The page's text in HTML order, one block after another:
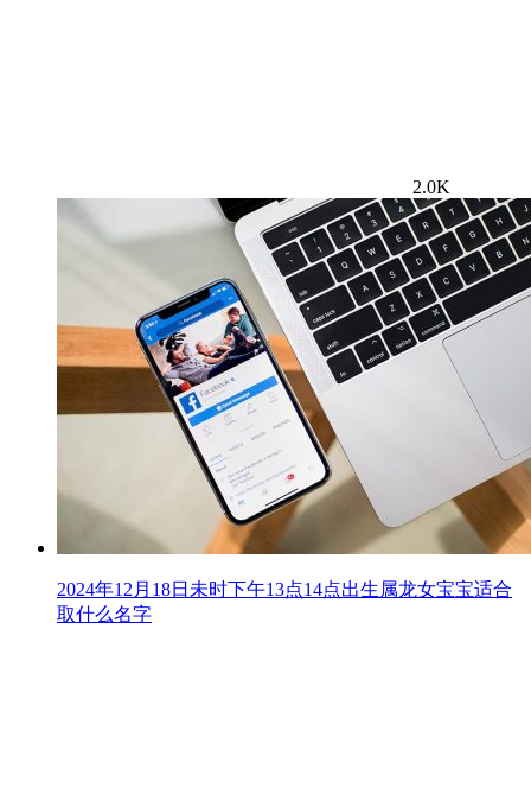
2.0K
2024年12月18日未时下午13点14点出生属龙女宝宝适合
取什么名字